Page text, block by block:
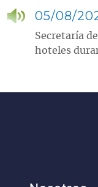
05/08/
Secretaría
hoteles
Pie de